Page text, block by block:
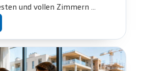
und vollen Zimmern ...